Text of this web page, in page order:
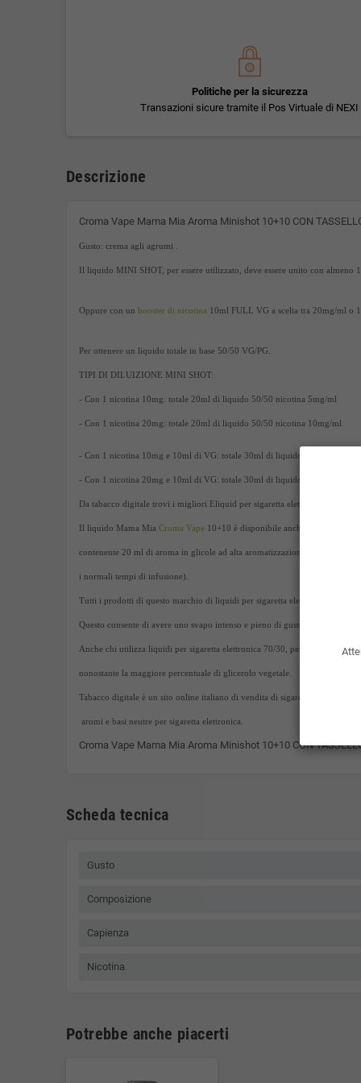
Politiche per la sicurezza
Transazioni sicure tramite il Pos Virtuale di NEXI
Descrizione
Croma Vape Mama Mia Aroma Minishot 10+10 CON
Gusto: crema agli agrumi .
Il liquido MINI SHOT, per essere utilizzato, deve essere unito con almeno
Oppure con un booster di nicotina 10ml FULL VG a scelta tra 20mg/ml o
Per ottenere un liquido totale in base 50/50 VG/PG.
TIPI DI DILUIZIONE MINI SHOT:
- Con 1 nicotina 10mg: totale 20ml di liquido 50/50 nicotina 5mg/ml
- Con 1 nicotina 20mg: totale 20ml di liquido 50/50 nicotina 10mg/ml
- Con 1 nicotina 10mg e 10ml di VG: totale 30ml di liquido 70/30 nicotina
- Con 1 nicotina 20mg e 10ml di VG: totale 30ml di liquido 70/30 nicotina
Da tabacco digitale trovi i migliori Eliquid per sigaretta elettronica sul
Il liquido Mama Mia Croma Vape 10+10 è disponibile anche nel formato
contenente 20 ml di aroma in glicole ad alta aromatizzazione (pronto per
i normali tempi di infusione).
Tutti i prodotti di questo marchio di liquidi per sigaretta elettronica sono ad
Questo consente di avere uno svapo intenso e pieno di gusto in qualsiasi
Anche chi utilizza liquidi per sigaretta elettronica 70/30, per atomizzatori
nonostante la maggiore percentuale di glicerolo vegetale.
Tabacco digitale è un sito online italiano di vendita di sigarette elettroniche,
aromi e basi neutre per sigaretta elettronica.
Croma Vape Mama Mia Aroma Minishot 10+10 CON
Scheda tecnica
Gusto
Composizione
Capienza
Nicotina
Potrebbe anche piacerti